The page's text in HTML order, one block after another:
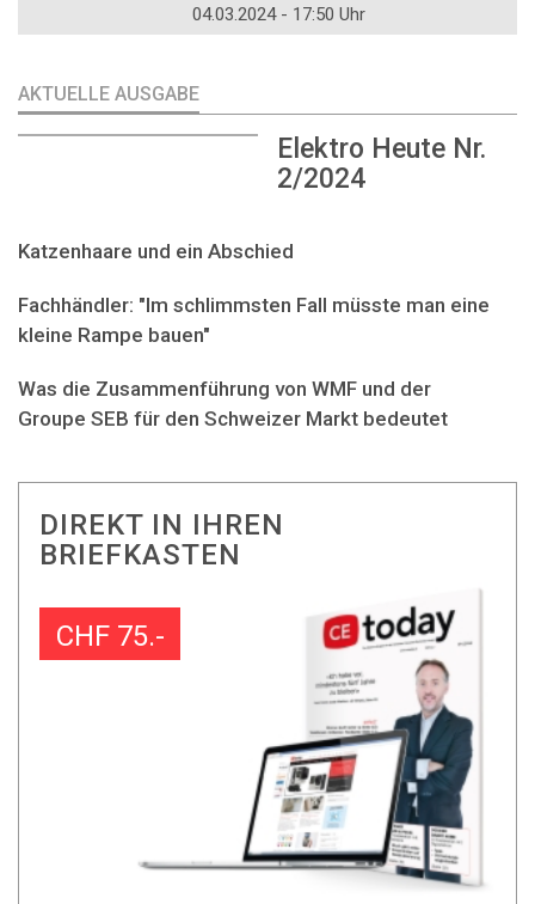
04.03.2024 - 17:50 Uhr
AKTUELLE AUSGABE
Elektro Heute Nr.
2/2024
Katzenhaare und ein Abschied
Fachhändler: "Im schlimmsten Fall müsste man eine
kleine Rampe bauen"
Was die Zusammenführung von WMF und der
Groupe SEB für den Schweizer Markt bedeutet
DIREKT IN IHREN
BRIEFKASTEN
CHF 75.-